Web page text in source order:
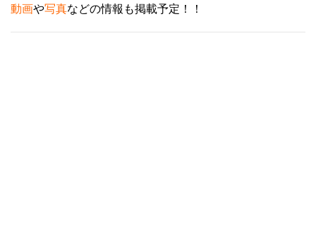
動画や写真などの情報も掲載予定！！